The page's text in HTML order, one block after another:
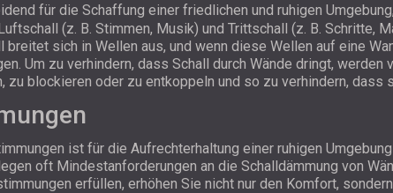
für die Schaffung einer friedlichen und ruhigen
(z. B. Stimmen, Musik) und Trittschall (z. B. Schritte,
sich in Wellen aus, und wenn diese Wellen auf eine
Um zu verhindern, dass Schall durch Wände dringt,
blockieren oder zu entkoppeln und so zu verhindern, dass
ist für die Aufrechterhaltung einer ruhigen
oft Mindestanforderungen an die Schalldämmung von
erfüllen, erhöhen Sie nicht nur den Komfort,